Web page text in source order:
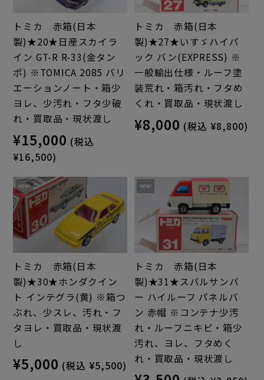
トミカ 赤箱(日本
製)★20★日産スカイラ
イン GT-R R-33(金タン
ポ) ※TOMICA 2085 バリ
エーションノート・箱少
ヨレ、少汚れ・フタ少破
れ・買取品・現状渡し
¥15,000 (税込
¥16,500)
トミカ 赤箱(日本
製)★27★いすゞハイパ
ック バン(EXPRESS) ※
一般輸出仕様・ルーフ塗
装荒れ・箱汚れ・フタめ
くれ・買取品・現状渡し
¥8,000 (税込 ¥8,800)
トミカ 赤箱(日本
製)★30★ホンダクイン
ト インテグラ(黄) ※箱つ
ぶれ、少スレ、汚れ・フ
タヨレ・買取品・現状渡
し
¥5,000 (税込 ¥5,500)
トミカ 赤箱(日本
製)★31★スバルサンバ
ー ハイルーフ パネルバ
ン 赤帽 ※コンテナ少汚
れ・ルーフニキビ・箱少
汚れ、ヨレ、フタめく
れ・買取品・現状渡し